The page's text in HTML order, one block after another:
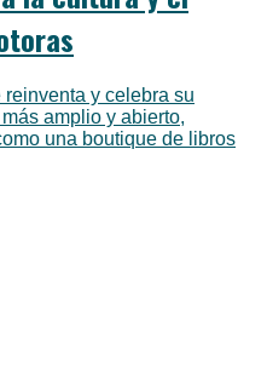
y celebra su
amplio y abierto,
una boutique de libros